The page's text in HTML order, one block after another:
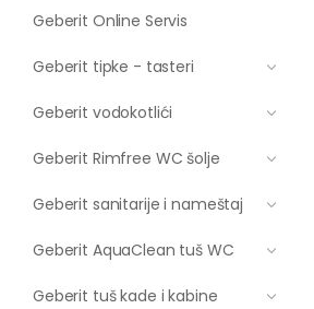
Geberit Online Servis
Geberit tipke - tasteri
Geberit vodokotlići
Geberit Rimfree WC šolje
Geberit sanitarije i nameštaj
Geberit AquaClean tuš WC
Geberit tuš kade i kabine